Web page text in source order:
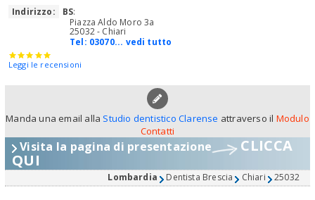
Indirizzo:
BS:
Piazza Aldo Moro 3a
25032 - Chiari
Tel: 03070... vedi tutto
Leggi le recensioni
Manda una email alla Studio dentistico Clarense attraverso il Modulo
Contatti
Visita la pagina di presentazione CLICCA
QUI
Lombardia Dentista Brescia Chiari 25032